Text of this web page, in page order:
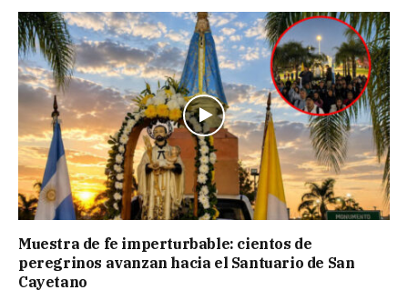
Muestra de fe imperturbable: cientos de
peregrinos avanzan hacia el Santuario de San
Cayetano